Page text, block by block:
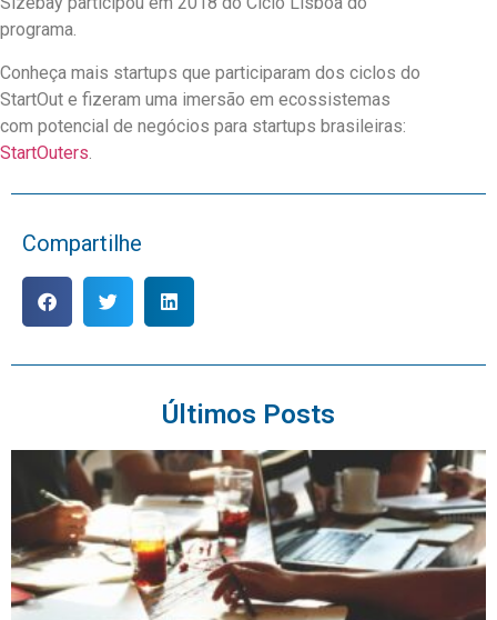
programa.
Conheça mais startups que participaram dos ciclos do
StartOut e fizeram uma imersão em ecossistemas
com potencial de negócios para startups brasileiras:
StartOuters
Compartilhe
Últimos Posts